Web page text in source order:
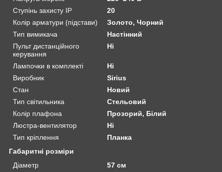
Ступінь захисту IP
20
Колір арматури (підстави)
Золото, Чорний
Тип вимикача
Настінний
Пульт дистанційного
керування
Ні
Лампочки в комплекті
Ні
Виробник
Sirius
Стан
Новий
Тип світильника
Стельовий
Колір плафона
Прозорий, Білий
Люстра-вентилятор
Ні
Тип кріплення
Планка
Габаритні розміри
Діаметр
57 см